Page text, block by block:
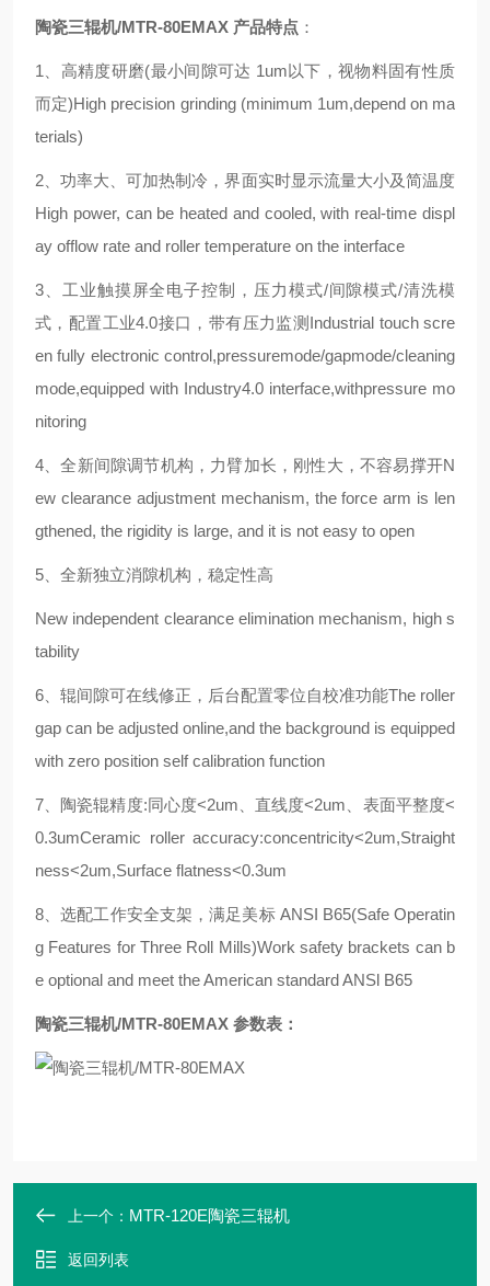
陶瓷三辊机/MTR-80EMAX 产品特点 ：
1、高精度研磨(最小间隙可达 1um以下，视物料固有性质
而定)High precision grinding (minimum 1um,depend on ma
terials)
2、功率大、可加热制冷，界面实时显示流量大小及简温度
High power, can be heated and cooled, with real-time displ
ay offlow rate and roller temperature on the interface
3、工业触摸屏全电子控制，压力模式/间隙模式/清洗模
式，配置工业4.0接口，带有压力监测Industrial touch scre
en fully electronic control,pressuremode/gapmode/cleaning
mode,equipped with Industry4.0 interface,withpressure mo
nitoring
4、全新间隙调节机构，力臂加长，刚性大，不容易撑开N
ew clearance adjustment mechanism, the force arm is len
gthened, the rigidity is large, and it is not easy to open
5、全新独立消隙机构，稳定性高
New independent clearance elimination mechanism, high s
tability
6、辊间隙可在线修正，后台配置零位自校准功能The roller
gap can be adjusted online,and the background is equipped
with zero position self calibration function
7、陶瓷辊精度:同心度<2um、直线度<2um、表面平整度<
0.3umCeramic roller accuracy:concentricity<2um,Straight
ness<2um,Surface flatness<0.3um
8、选配工作安全支架，满足美标 ANSI B65(Safe Operatin
g Features for Three Roll Mills)Work safety brackets can b
e optional and meet the American standard ANSl B65
陶瓷三辊机/MTR-80EMAX 参数表：
上一个： MTR-120E陶瓷三辊机
返回列表